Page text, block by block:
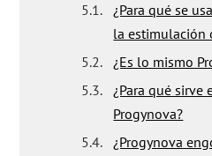
5.1.
¿Para qué se
la estimulación
5.2.
¿Es lo mismo
5.3.
¿Para qué sirve
Progynova?
5.4.
¿Progynova